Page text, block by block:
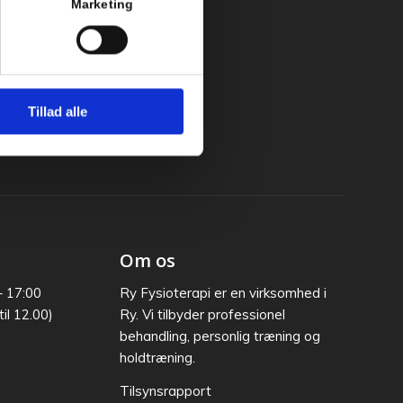
Marketing
Tillad alle
17:00
12.00)
Om os
Ry Fysioterapi er en virksomhed i
Ry. Vi tilbyder professionel
behandling, personlig træning og
holdtræning.
Tilsynsrapport